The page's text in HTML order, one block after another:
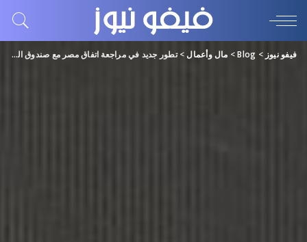
فيفو نيوز >
Blog
> مال وأعمال >تطور جديد في مراجعة اتفاق مصر مع صندوق النقد.. سيتم قبل نهاية 2023!